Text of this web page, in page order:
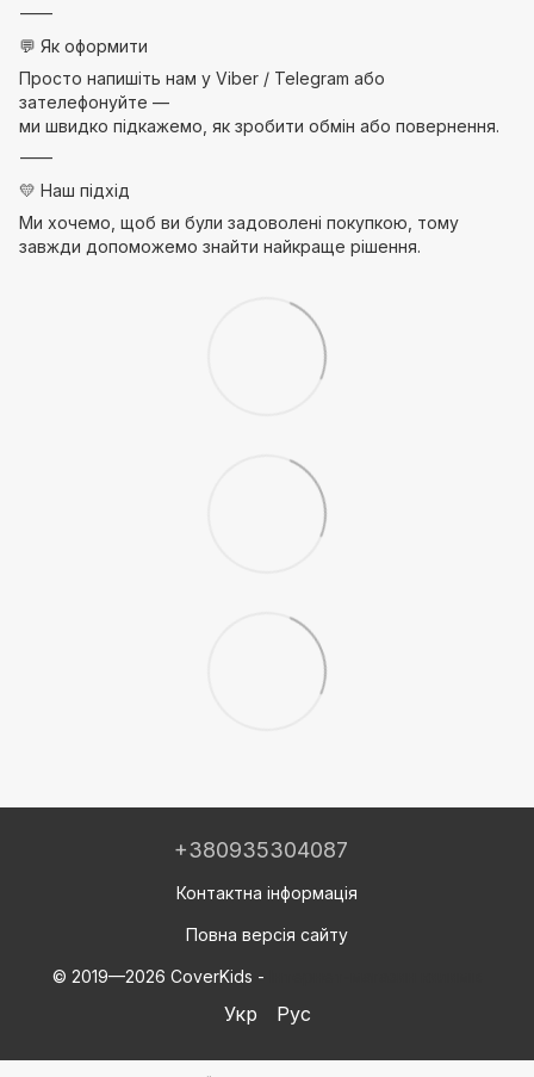
⸻
💬 Як оформити
Просто напишіть нам у Viber / Telegram або
зателефонуйте —
ми швидко підкажемо, як зробити обмін або повернення.
⸻
💛 Наш підхід
Ми хочемо, щоб ви були задоволені покупкою, тому
завжди допоможемо знайти найкраще рішення.
+380935304087
Контактна інформація
Повна версія сайту
© 2019—2026 CoverKids -
Укр Рус